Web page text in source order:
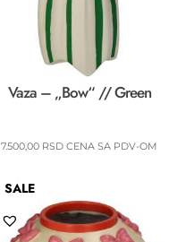
Vaza – „Bow“ // Green
7.500,00 RSD CENA SA PDV-OM
SALE